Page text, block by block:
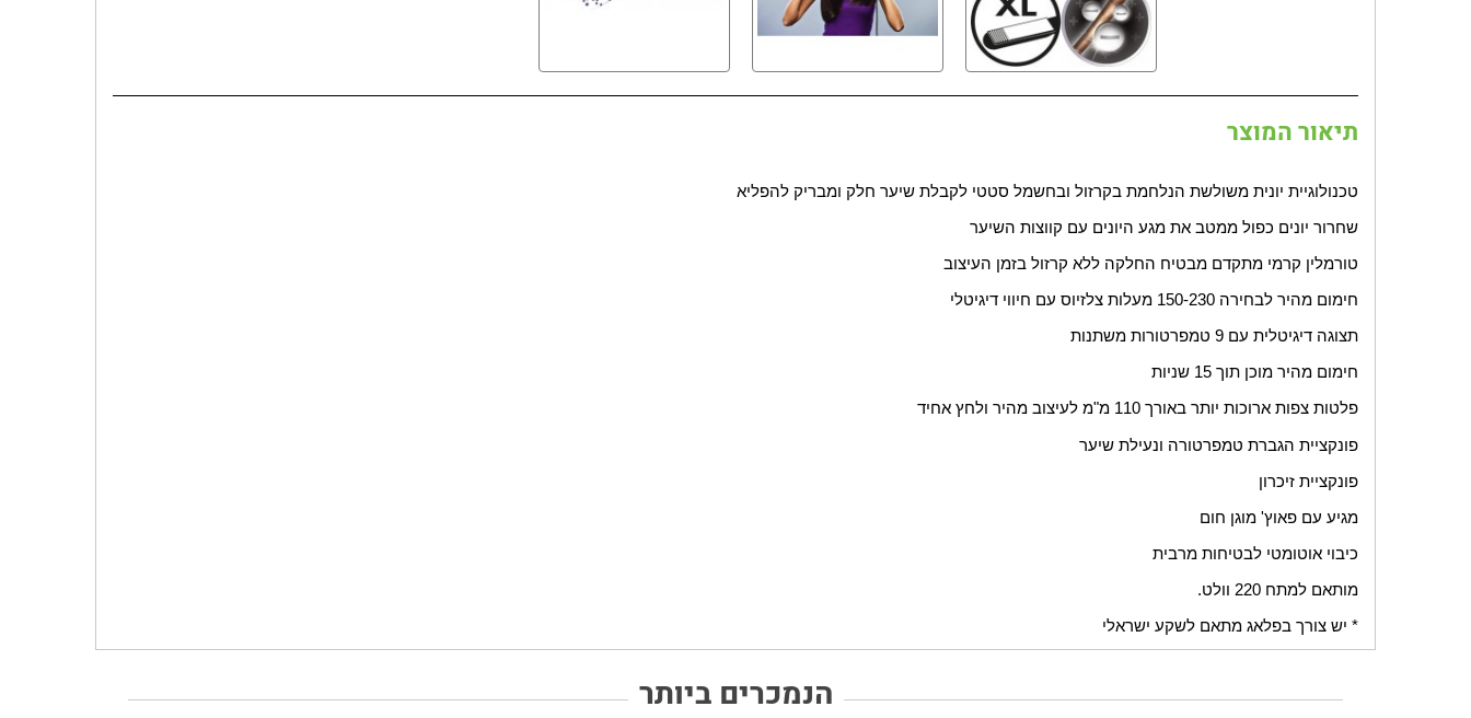
תיאור המוצר
טכנולוגיית יונית משולשת הנלחמת בקרזול ובחשמל סטטי לקבלת שיער חלק ומבריק להפליא
שחרור יונים כפול ממטב את מגע היונים עם קווצות השיער
טורמלין קרמי מתקדם מבטיח החלקה ללא קרזול בזמן העיצוב
חימום מהיר לבחירה 150-230 מעלות צלזיוס עם חיווי דיגיטלי
תצוגה דיגיטלית עם 9 טמפרטורות משתנות
חימום מהיר מוכן תוך 15 שניות
פלטות צפות ארוכות יותר באורך 110 מ"מ לעיצוב מהיר ולחץ אחיד
פונקציית הגברת טמפרטורה ונעילת שיער
פונקציית זיכרון
מגיע עם פאוץ' מוגן חום
כיבוי אוטומטי לבטיחות מרבית
מותאם למתח 220 וולט.
* יש צורך בפלאג מתאם לשקע ישראלי
הנמכרים ביותר